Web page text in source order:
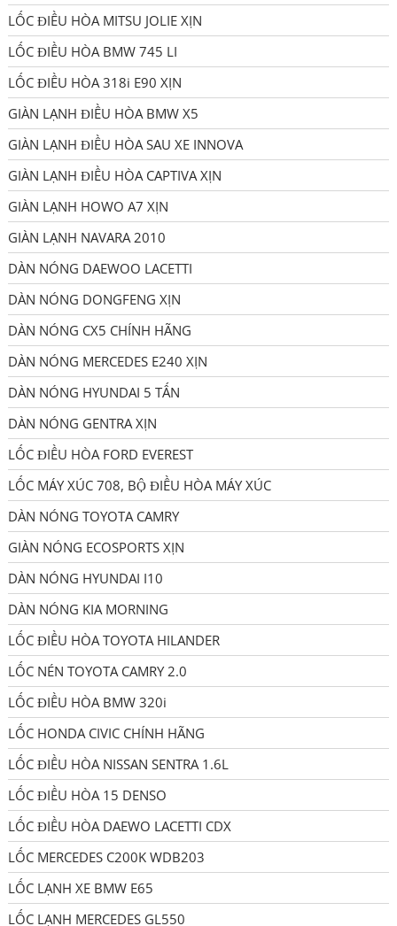
LỐC ĐIỀU HÒA MITSU JOLIE XỊN
LỐC ĐIỀU HÒA BMW 745 LI
LỐC ĐIỀU HÒA 318i E90 XỊN
GIÀN LẠNH ĐIỀU HÒA BMW X5
GIÀN LẠNH ĐIỀU HÒA SAU XE INNOVA
GIÀN LẠNH ĐIỀU HÒA CAPTIVA XỊN
GIÀN LẠNH HOWO A7 XỊN
GIÀN LẠNH NAVARA 2010
DÀN NÓNG DAEWOO LACETTI
DÀN NÓNG DONGFENG XỊN
DÀN NÓNG CX5 CHÍNH HÃNG
DÀN NÓNG MERCEDES E240 XỊN
DÀN NÓNG HYUNDAI 5 TẤN
DÀN NÓNG GENTRA XỊN
LỐC ĐIỀU HÒA FORD EVEREST
LỐC MÁY XÚC 708, BỘ ĐIỀU HÒA MÁY XÚC
DÀN NÓNG TOYOTA CAMRY
GIÀN NÓNG ECOSPORTS XỊN
DÀN NÓNG HYUNDAI I10
DÀN NÓNG KIA MORNING
LỐC ĐIỀU HÒA TOYOTA HILANDER
LỐC NÉN TOYOTA CAMRY 2.0
LỐC ĐIỀU HÒA BMW 320i
LỐC HONDA CIVIC CHÍNH HÃNG
LỐC ĐIỀU HÒA NISSAN SENTRA 1.6L
LỐC ĐIỀU HÒA 15 DENSO
LỐC ĐIỀU HÒA DAEWO LACETTI CDX
LỐC MERCEDES C200K WDB203
LỐC LẠNH XE BMW E65
LỐC LẠNH MERCEDES GL550